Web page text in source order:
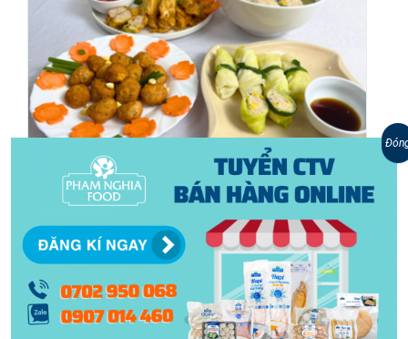
Top 5 loại chả cá ngon “phát hờn”
mà bạn không nên bỏ lỡ
Top 5 loại chả cá ngon “phát hờn”
mà bạn không nên bỏ lỡ